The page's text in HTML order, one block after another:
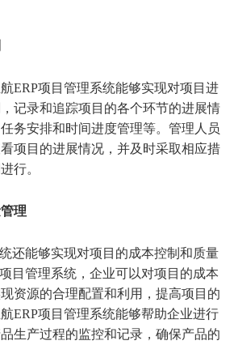
ERP项目管理系统能够实现对项目进
记录和追踪项目的各个环节的进展情
务安排和时间进度管理等。管理人员
项目的进展情况，并及时采取相应措
行。
理
还能够实现对项目的成本控制和质量
目管理系统，企业可以对项目的成本
资源的合理配置和利用，提高项目的
ERP项目管理系统能够帮助企业进行
生产过程的监控和记录，确保产品的